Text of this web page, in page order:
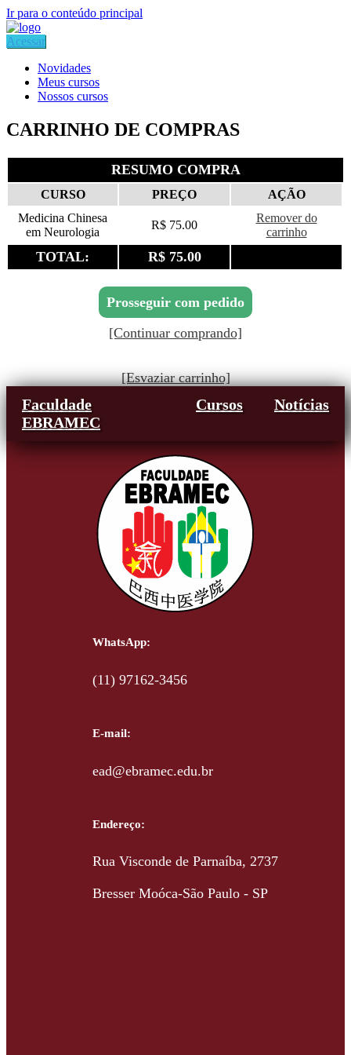
Ir para o conteúdo principal
Acessar
Novidades
Meus cursos
Nossos cursos
CARRINHO DE COMPRAS
RESUMO COMPRA
CURSO PREÇO
AÇÃO
Medicina Chinesa
em Neurologia
R$ 75.00
Remover do
carrinho
TOTAL: R$ 75.00
Prosseguir com pedido
[Continuar comprando]
[Esvaziar carrinho]
Faculdade
EBRAMEC
Cursos Notícias
WhatsApp:
(11) 97162-3456
E-mail:
ead@ebramec.edu.br
Endereço:
Rua Visconde de Parnaíba, 2737
Bresser Moóca-São Paulo - SP